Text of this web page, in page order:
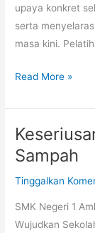
upaya konkret
serta
masa kini.
Sekolah
Vokasi
Unggul
Read More »
Sampah
Tinggalkan
SMK Negeri 1
Wujudkan
Keseriusan
Sekolah
Terhadap
Sampah